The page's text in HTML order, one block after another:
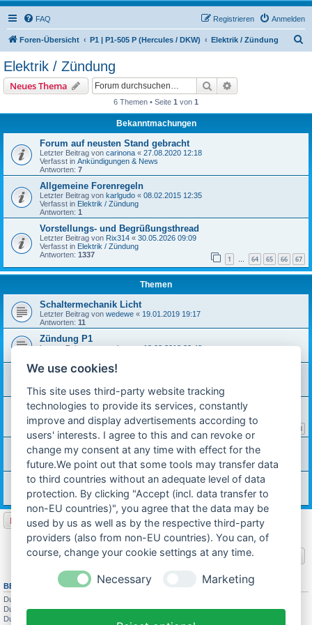
FAQ Anmelden
Registrieren
Foren-Übersicht P1 | P1-505 P (Hercules / DKW) Elektrik / Zündung
Elektrik / Zündung
Neues Thema Suche
6 Themen • Seite 1 von 1
Bekanntmachungen
Forum auf neusten Stand gebracht
Letzter Beitrag von carinona « 27.08.2020 12:18
Verfasst in Ankündigungen & News
Antworten: 7
Allgemeine Forenregeln
Letzter Beitrag von karlgudo « 08.02.2015 12:35
Verfasst in Elektrik / Zündung
Antworten: 1
Vorstellungs- und Begrüßungsthread
Letzter Beitrag von Rix314 « 30.05.2026 09:09
Verfasst in Elektrik / Zündung
Antworten: 1337 1 … 64 65 66 67
Themen
Schaltermechanik Licht
Letzter Beitrag von wedewe « 19.01.2019 19:17
Antworten: 11
Zündung P1
Letzter Beitrag voncarinona«18.02.2018 22:48
Magnetschwungrad geht nicht ab
Antworten:3
zündung/zündfunke
Letzter Beitrag von carinona
02.06.2013 23:22
Antworten:59 3
Zündung gleich der Mofa Version des 504er?
Letzter Beitrag von
08.03.2013 10:33
Antworten:3
Blinkernachrüsten bei Hercules Sachs P1
Letzter Beitrag vonMichael W. «09.07.2012 21:42
Antworten: 3
Neues Thema
6 Themen • Seite von 1
Gehe zu
BERECHTIGUNGEN IN DIESEM FORUM
Du darfst
Du darfstkeineAntworten zu Themen in diesem Forum erstellen.
Du darfst deine Beiträge in diesem Forum
We use cookies!
This site uses third-party website tracking
technologies to provide its services, constantly
improve and display advertisements according to
users' interests. I agree to this and can revoke or
change my consent at any time with effect for the
future.We point out that some tools may transfer data
to third countries without an adequate level of data
protection. By clicking "Accept (incl. data transfer to
non-EU countries)", you agree that the data may be
used by us as well as by the respective third-party
providers (also from non-EU countries). You can, of
course, change your cookie settings at any time.
Necessary Marketing